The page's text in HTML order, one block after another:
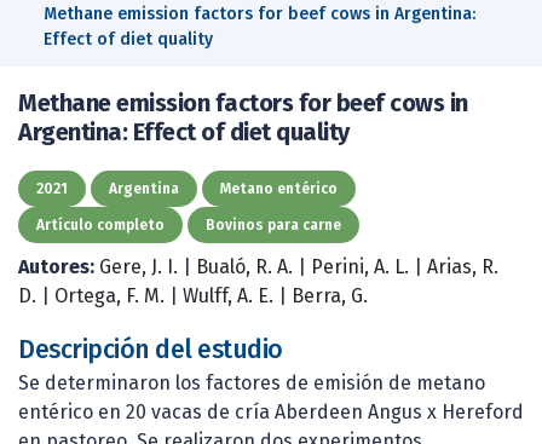
Methane emission factors for beef cows in Argentina:
Effect of diet quality
Methane emission factors for beef cows in
Argentina: Effect of diet quality
2021 Argentina Metano entérico
Artículo completo Bovinos para carne
Autores: Gere, J. I. Bualó, R. A. Perini, A. L.
Arias, R.
D.
Ortega, F. M. Wulff, A. E. Berra, G.
Descripción del estudio
Se determinaron los factores de emisión de metano
entérico en 20 vacas de cría Aberdeen Angus x Hereford